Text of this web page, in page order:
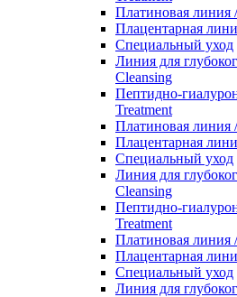
Платиновая линия
Плацентарная
Специальный уход
Линия для
Cleansing
Пептидно-
Treatment
Платиновая линия
Плацентарная
Специальный уход
Линия для
Cleansing
Пептидно-
Treatment
Платиновая линия
Плацентарная
Специальный уход
Линия для